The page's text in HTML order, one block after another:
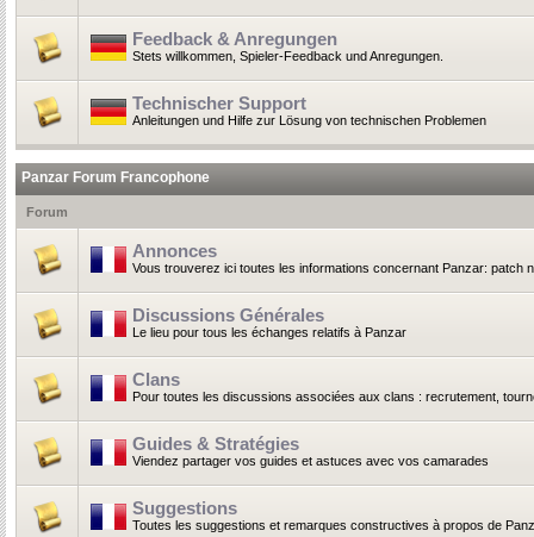
Feedback & Anregungen
Stets willkommen, Spieler-Feedback und Anregungen.
Technischer Support
Anleitungen und Hilfe zur Lösung von technischen Problemen
Panzar Forum Francophone
Forum
Annonces
Vous trouverez ici toutes les informations concernant Panzar: patch
Discussions Générales
Le lieu pour tous les échanges relatifs à Panzar
Clans
Pour toutes les discussions associées aux clans : recrutement,
Guides & Stratégies
Viendez partager vos guides et astuces avec vos camarades
Suggestions
Toutes les suggestions et remarques constructives à propos de